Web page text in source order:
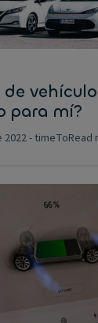
para mí?
2022- timeToRead